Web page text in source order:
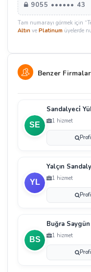
9055 •••••• 43
Tam numarayı görmek için
Altın ve Platinum üyelerde
Benzer Firmalar
Sandalyeci̇
1 hizmet
1 hizmet
Buğra
1 hizmet